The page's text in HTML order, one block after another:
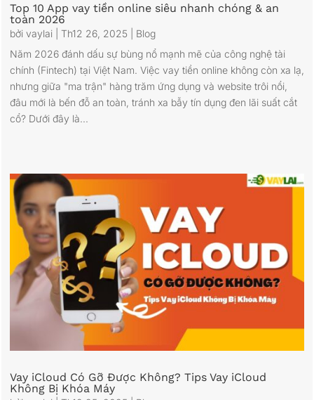
Top 10 App vay tiền online siêu nhanh chóng & an
toàn 2026
bởi vaylai Th12 26, 2025
Blog
Năm 2026 đánh dấu sự bùng nổ mạnh mẽ của công nghệ tài
chính (Fintech) tại Việt Nam. Việc vay tiền online không còn xa lạ,
nhưng giữa "ma trận" hàng trăm ứng dụng và website trôi nổi,
đâu mới là bến đỗ an toàn, tránh xa bẫy tín dụng đen lãi suất cắt
cổ? Dưới đây là...
Vay iCloud Có Gỡ Được Không? Tips Vay iCloud
Không Bị Khóa Máy